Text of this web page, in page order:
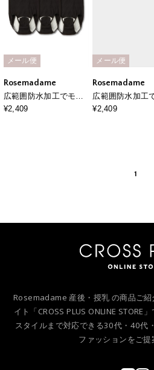
メール便
Rosemadame
広範囲防水加工でモレ
対策できる産褥ショー
¥2,409
メール便
Rosemadame
広範囲防水加工
対策できる産褥
¥2,409
1
Rosemadame 産後・授乳 の商品ご
イト「CROSS PLUS ONLINE STORE
スタイルまで対応できる30代・40代
ファッションをご提